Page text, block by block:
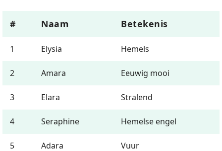
# Naam Betekenis
1 Elysia Hemels
2 Amara Eeuwig mooi
3 Elara Stralend
4 Seraphine Hemelse engel
5 Adara Vuur